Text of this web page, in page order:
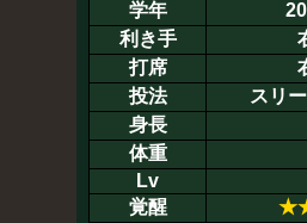
学年
利き手
打席
投法
スリ
身長
体重
Lv
覚醒
★